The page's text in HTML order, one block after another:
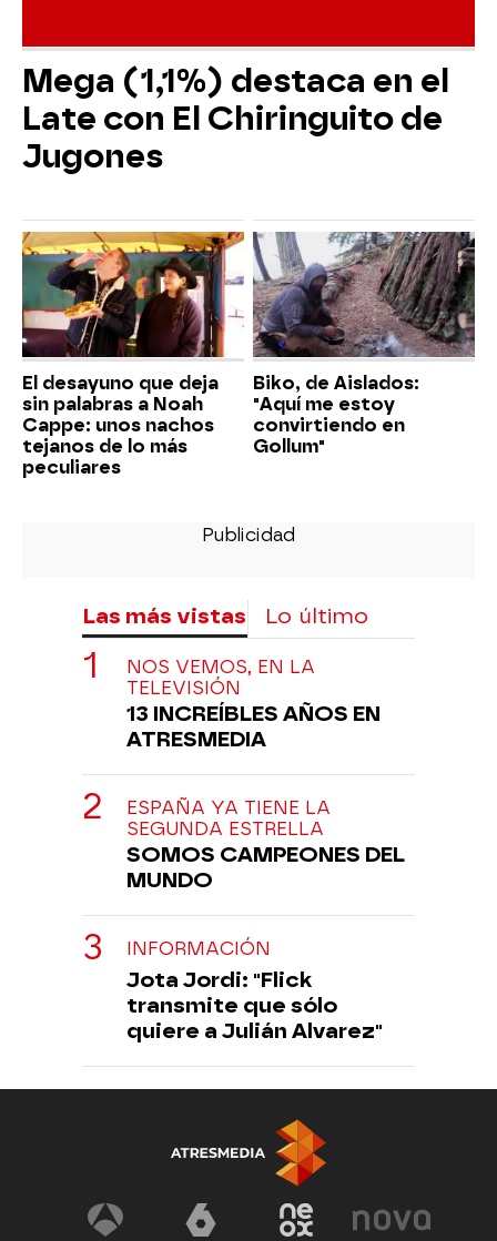
Mega (1,1%) destaca en el
Late con El Chiringuito de
Jugones
El desayuno que deja
sin palabras a Noah
Cappe: unos nachos
tejanos de lo más
peculiares
Biko, de Aislados:
"Aquí me estoy
convirtiendo en
Gollum"
Las más vistas Lo último
NOS VEMOS, EN LA
TELEVISIÓN
13 INCREÍBLES AÑOS EN
ATRESMEDIA
ESPAÑA YA TIENE LA
SEGUNDA ESTRELLA
SOMOS CAMPEONES DEL
MUNDO
INFORMACIÓN
Jota Jordi: "Flick
transmite que sólo
quiere a Julián Alvarez"